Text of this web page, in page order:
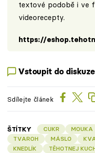
textové podobě i ve
videorecepty.
https://
Vstoupit do diskuze
Sdílejte článek
ŠTÍTKY CUKR MOUKA
TVAROH
MÁSLO
KNEDLÍK
TĚHOTNEJ